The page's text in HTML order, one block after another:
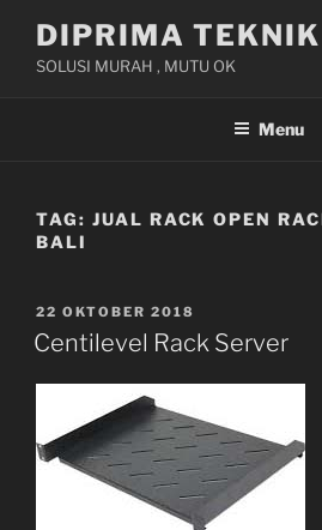
content
DIPRIMA
SOLUSI MURAH , MUTU OK
Menu
TAG: JUAL RACK OPEN
BALI
POSTED
ON
22 OKTOBER 2018
Centilevel Rack Server